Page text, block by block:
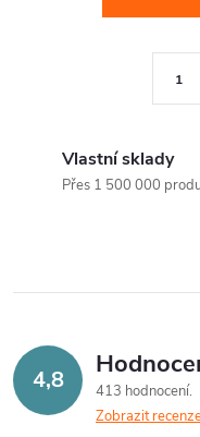
í
r
v
í
1
Vlastní sklady
Přes 1 500 000
4,8
413 hodnocení
Zobrazit